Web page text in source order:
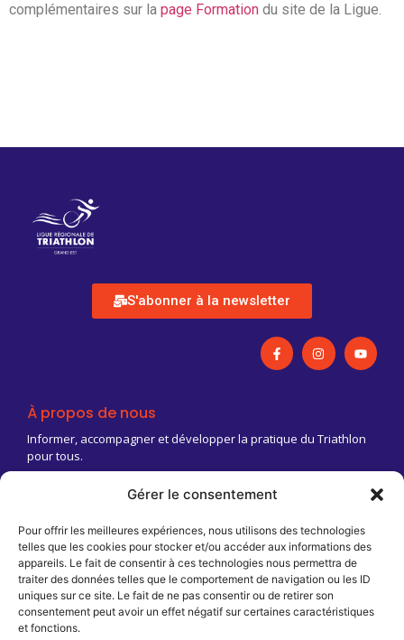
Gérer le consentement
Pour offrir les meilleures expériences, nous utilisons des technologies
telles que les cookies pour stocker et/ou accéder aux informations des
appareils. Le fait de consentir à ces technologies nous permettra de
traiter des données telles que le comportement de navigation ou les ID
uniques sur ce site. Le fait de ne pas consentir ou de retirer son
consentement peut avoir un effet négatif sur certaines caractéristiques
et fonctions.
complémentaires sur la page Formation du site de la Ligue.
S'abonner à la newsletter
À propos de nous
Informer, accompagner et développer la pratique du Triathlon
pour tous.
03 83 18 88 03
Contact@triathlongrandest.fr
Maison Régionale des Sports
13 rue Jean Moulin
CS 70001
54510 Tomblaine